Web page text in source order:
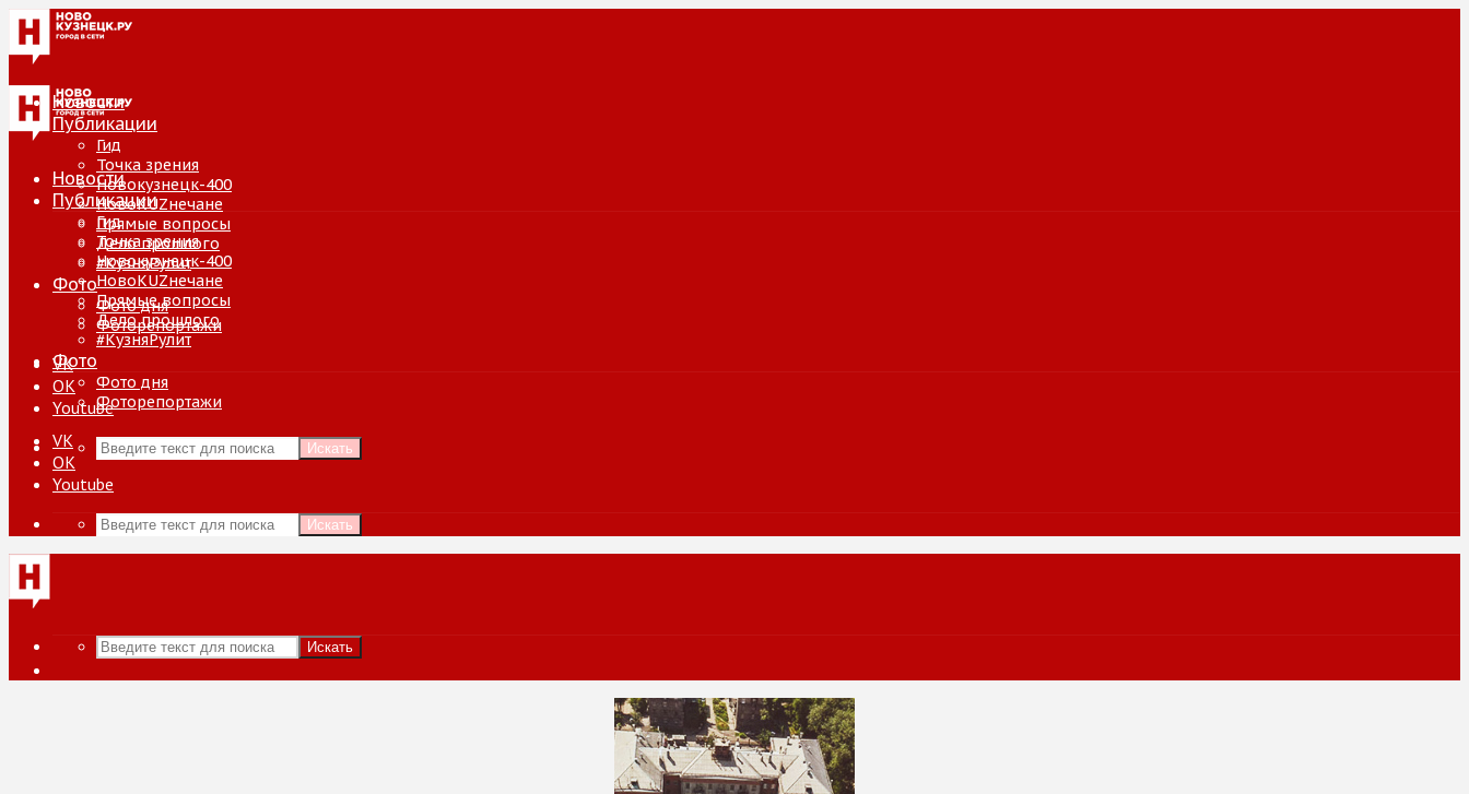
Новости
Публикации
Гид
Точка зрения
Новокузнецк-400
НовоKUZнечане
Прямые вопросы
Дело прошлого
#КузняРулит
Фото
Фото дня
Фоторепортажи
VK
ОК
Youtube
Искать
Новости
Публикации
Гид
Точка зрения
Новокузнецк-400
НовоKUZнечане
Прямые вопросы
Дело прошлого
#КузняРулит
Фото
Фото дня
Фоторепортажи
VK
ОК
Youtube
Искать
Искать